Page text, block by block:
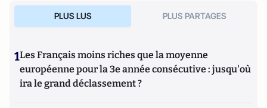
PLUS LUS PLUS PARTAGES
1Les Français moins riches que la moyenne
européenne pour la 3e année consécutive : jusqu'où
ira le grand déclassement ?